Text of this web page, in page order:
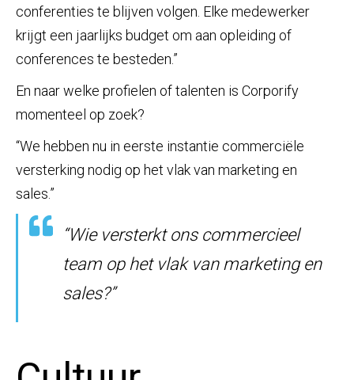
conferenties te blijven volgen. Elke medewerker
krijgt een jaarlijks budget om aan opleiding of
conferences te besteden.”
En naar welke profielen of talenten is Corporify
momenteel op zoek?
“We hebben nu in eerste instantie commerciële
versterking nodig op het vlak van marketing en
sales.”
“Wie versterkt ons commercieel
team op het vlak van marketing en
sales?”